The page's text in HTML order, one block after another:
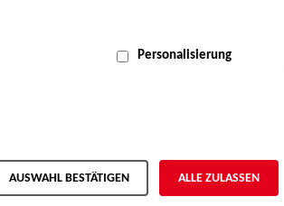
Street Art
große Open-
Personalisierung
AUSWAHL BESTÄTIGEN ALLE ZULASSEN